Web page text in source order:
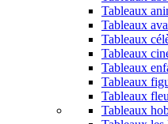
Tableaux
Tableaux
Tableaux
Tableaux
Tableaux
Tableaux
Tableaux
Tableaux